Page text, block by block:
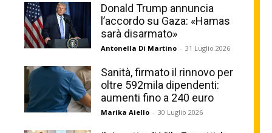
Donald Trump annuncia
l’accordo su Gaza: «Hamas
sarà disarmato»
Antonella Di Martino - 31 Luglio 2026
Sanità, firmato il rinnovo per
oltre 592mila dipendenti:
aumenti fino a 240 euro
Marika Aiello - 30 Luglio 2026